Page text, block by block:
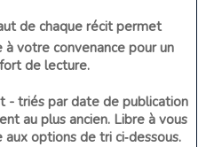
de chaque récit permet
votre convenance pour un
de lecture.
- triés par date de publication
au plus ancien. Libre à vous
options de tri ci‑dessous.